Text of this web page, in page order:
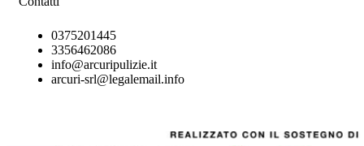
0375201445
3356462086
info@arcuripulizie.it
arcuri-srl@legalemail.info